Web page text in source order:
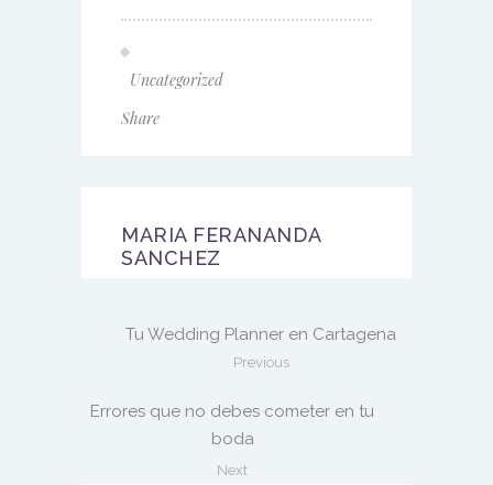
Uncategorized
Share
MARIA FERANANDA
SANCHEZ
Tu Wedding Planner en Cartagena
Previous
Errores que no debes cometer en tu
boda
Next